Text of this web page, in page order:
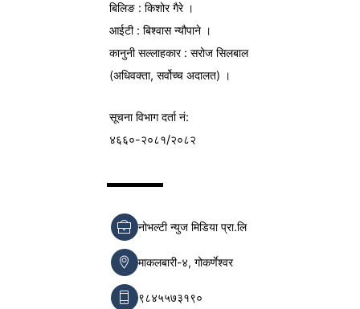
बिलिङ : किशोर गैरे ।
आईटी : बिश्वास न्यौपाने ।
कानुनी सल्लाहकार : सरोज सिलबाल
(अधिवक्ता, सर्वोच्च अदालत) ।
सूचना विभागदर्ता नं:
४६६०-२०८१/२०८२
नोभल्टी न्युज मिडिया प्रा.लि
माकलबारी-४, गोकर्णेश्वर
९८४५५७३१९०